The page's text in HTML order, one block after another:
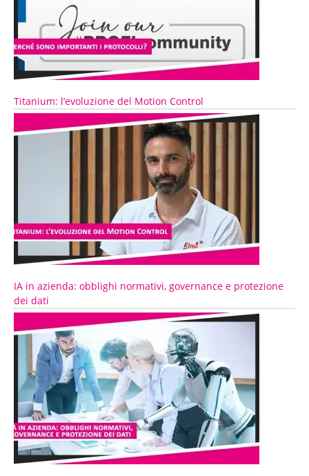
Titanium: l’evoluzione del Motion Control
IA in azienda: obblighi normativi, governance e protezione
dei dati